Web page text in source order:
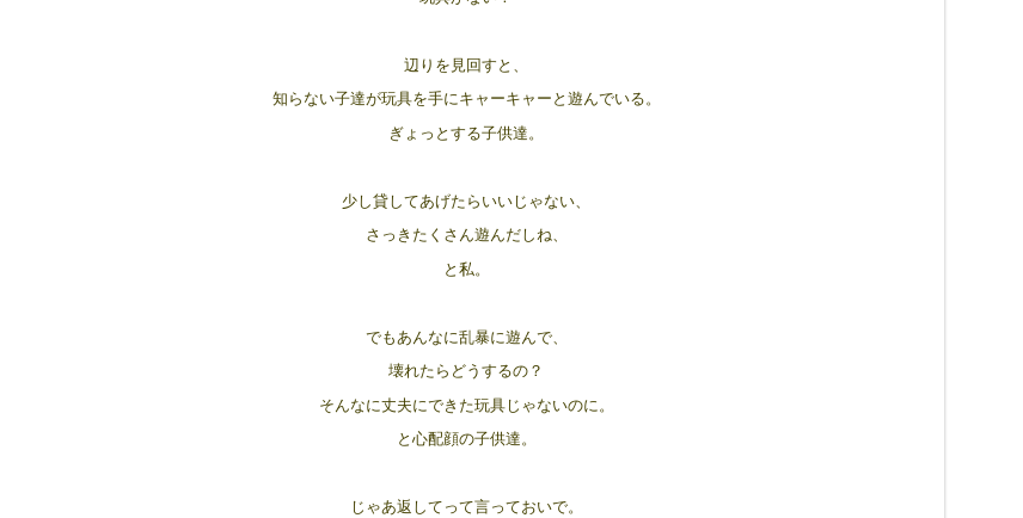
辺りを見回すと、
知らない子達が玩具を手にキャーキャーと遊んでいる。
ぎょっとする子供達。
少し貸してあげたらいいじゃない、
さっきたくさん遊んだしね、
と私。
でもあんなに乱暴に遊んで、
壊れたらどうするの？
そんなに丈夫にできた玩具じゃないのに。
と心配顔の子供達。
じゃあ返してって言っておいで。